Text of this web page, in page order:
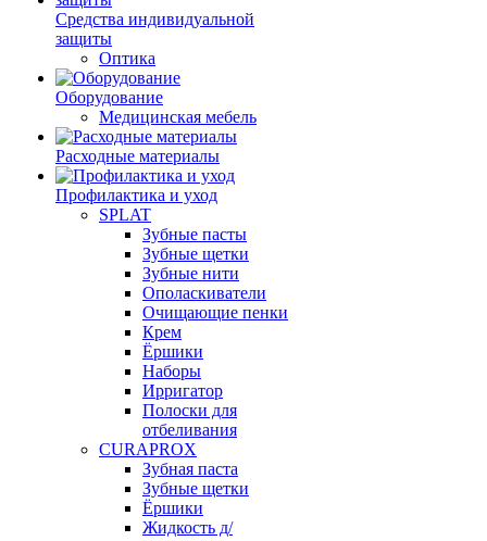
Средства индивидуальной
защиты
Оптика
Оборудование
Медицинская мебель
Расходные материалы
Профилактика и уход
SPLAT
Зубные пасты
Зубные щетки
Зубные нити
Ополаскиватели
Очищающие пенки
Крем
Ёршики
Наборы
Ирригатор
Полоски для
отбеливания
CURAPROX
Зубная паста
Зубные щетки
Ёршики
Жидкость д/